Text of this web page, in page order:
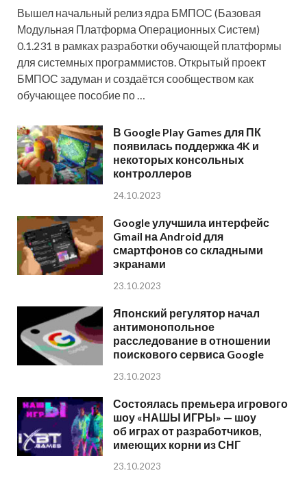
Вышел начальный релиз ядра БМПОС (Базовая
Модульная Платформа Операционных Систем)
0.1.231 в рамках разработки обучающей платформы
для системных программистов. Открытый проект
БМПОС задуман и создаётся сообществом как
обучающее пособие по …
В Google Play Games для ПК
появилась поддержка 4K и
некоторых консольных
контроллеров
24.10.2023
Google улучшила интерфейс
Gmail на Android для
смартфонов со складными
экранами
23.10.2023
Японский регулятор начал
антимонопольное
расследование в отношении
поискового сервиса Google
23.10.2023
Состоялась премьера игрового
шоу «НАШЫ ИГРЫ» — шоу
об играх от разработчиков,
имеющих корни из СНГ
23.10.2023